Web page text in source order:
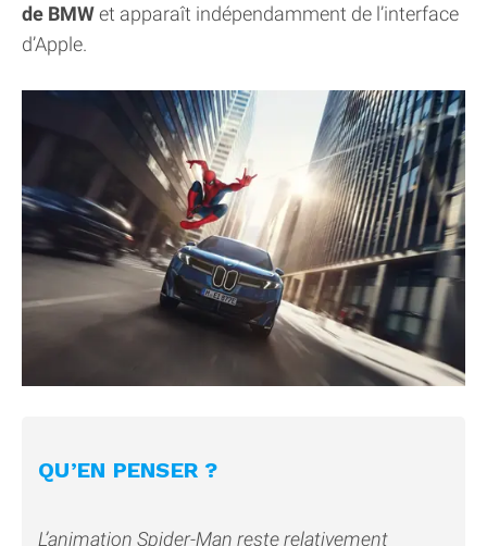
de BMWet apparaît indépendamment de l’interface
d’Apple.
QU’EN PENSER ?
L’animation Spider-Man reste relativement